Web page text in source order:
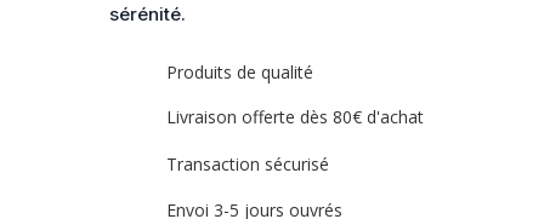
sérénité.
Produits de qualité
Livraison offerte dès 80€ d'achat
Transaction sécurisé
Envoi 3-5 jours ouvrés